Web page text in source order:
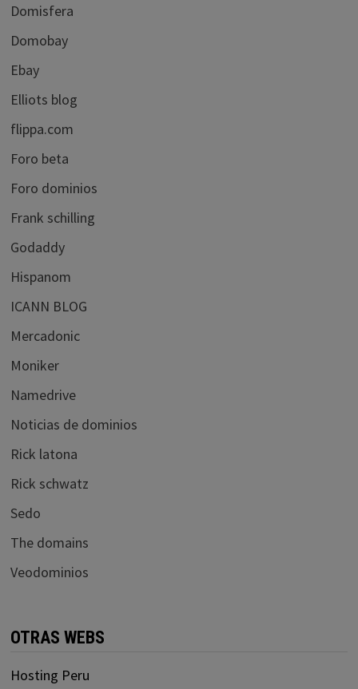
Domisfera
Domobay
Ebay
Elliots blog
flippa.com
Foro beta
Foro dominios
Frank schilling
Godaddy
Hispanom
ICANN BLOG
Mercadonic
Moniker
Namedrive
Noticias de dominios
Rick latona
Rick schwatz
Sedo
The domains
Veodominios
OTRAS WEBS
Hosting Peru